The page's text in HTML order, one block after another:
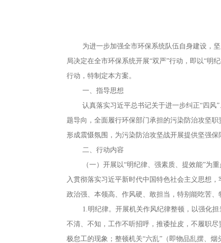
为进一步加强全市环保系统队伍自身建设 ，
局决定在全市环保系统开展“双严”行动，即以“明
行动，特制定本方案。
一、指导思想
认真落实习近平总书记关于进一步纠正“四风”
题导向 ， 全面履行环保部门承担的污染防治攻坚
形成震慑氛围，为污染防治攻坚战开展提供坚强保
二、行动内容
（一）开展以“明纪律、强素质、提效能”为重
入贯彻落实习近平新时代中国特色社会主义思想 ，
政治强、本领高、作风硬、敢担当 ， 特别能吃苦、
1.明纪律。 开展机关作风纪律整顿，以强化
不清、不知 ， 工作不听招呼，推诿扯皮 ， 不履职尽
极怠工的现象 ； 整顿机关“六乱”（即物品乱摆、